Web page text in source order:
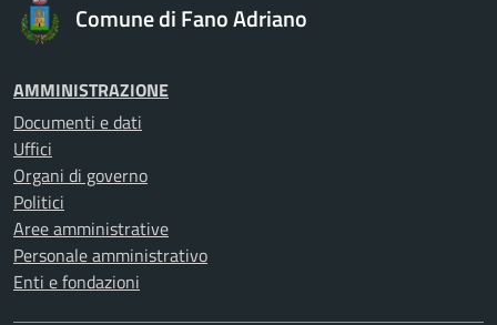
Comune di Fano Adriano
AMMINISTRAZIONE
Documenti e dati
Uffici
Organi di governo
Politici
Aree amministrative
Personale amministrativo
Enti e fondazioni